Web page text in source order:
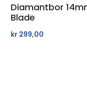
Diamantbor
Blade
kr 299,00